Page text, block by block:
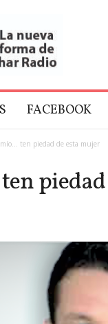
FACEBOOK
ten piedad de esta mujer